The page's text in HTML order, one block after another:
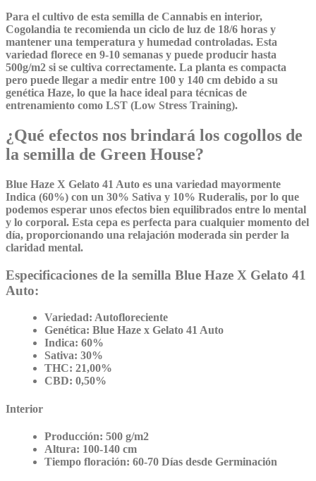
Para el cultivo de esta semilla de Cannabis en interior,
Cogolandia te recomienda un ciclo de luz de 18/6 horas y
mantener una temperatura y humedad controladas. Esta
variedad florece en 9-10 semanas y puede producir hasta
500g/m2 si se cultiva correctamente. La planta es compacta
pero puede llegar a medir entre 100 y 140 cm debido a su
genética Haze, lo que la hace ideal para técnicas de
entrenamiento como LST (Low Stress Training).
¿Qué efectos nos brindará los cogollos de
la semilla de Green House?
Blue Haze X Gelato 41 Auto es una variedad mayormente
Indica (60%) con un 30% Sativa y 10% Ruderalis, por lo que
podemos esperar unos efectos bien equilibrados entre lo mental
y lo corporal. Esta cepa es perfecta para cualquier momento del
día, proporcionando una relajación moderada sin perder la
claridad mental.
Especificaciones de la semilla Blue Haze X Gelato 41
Auto:
Variedad: Autofloreciente
Genética: Blue Haze x Gelato 41 Auto
Indica: 60%
Sativa: 30%
THC: 21,00%
CBD: 0,50%
Interior
Producción: 500 g/m2
Altura: 100-140 cm
Tiempo floración: 60-70 Días desde Germinación